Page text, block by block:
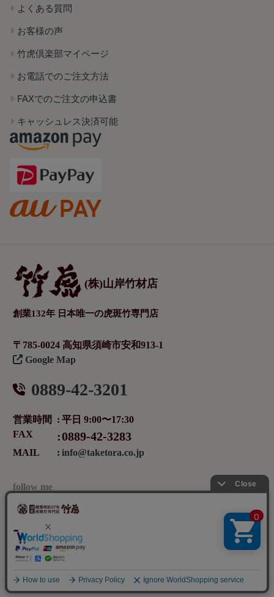
よくある質問
お客様の声
竹虎倶楽部マイページ
お電話でのご注文方法
FAXでのご注文の申込書
キャッシュレス決済可能
(株)山岸竹材店
創業132年 日本唯一の虎斑竹専門店
〒785-0024 高知県須崎市安和913-1
Google Map
0889-42-3201
営業時間
平日 9:00〜17:30
FAX
0889-42-3283
MAIL info@taketora.co.jp
follow me
メールマガジンの登録